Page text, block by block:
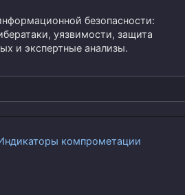
безопасности:
уязвимости, защита
и экспертные анализы.
компрометации